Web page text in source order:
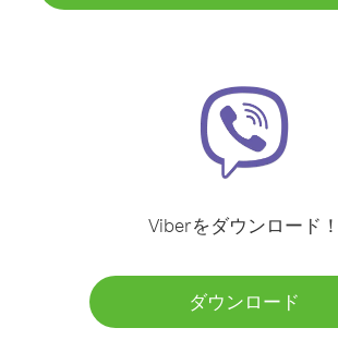
Viberをダウンロード！
ダウンロード